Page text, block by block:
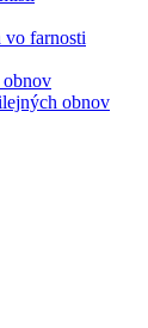
vo farnosti
obnov